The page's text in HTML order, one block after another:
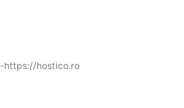
-https://hostico.ro